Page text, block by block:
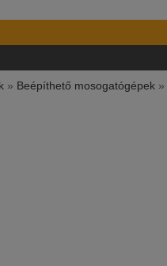
» Beépíthető mosogatógépek »